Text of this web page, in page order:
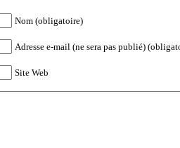
Nom (obligatoire)
Adresse e-mail (ne sera pas publié)
Site Web